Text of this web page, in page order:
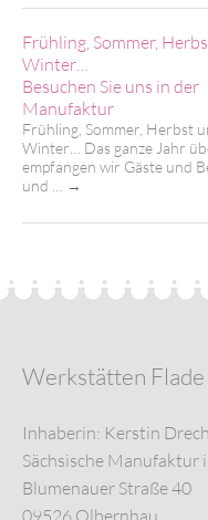
Frühling, Sommer,
Winter…
Besuchen Sie uns in der
Manufaktur
Frühling, Sommer, Herbst
Winter… Das ganze Jahr
empfangen wir Gäste und
und …
→
Werkstätten
Inhaberin: Kerstin
Sächsische Manufaktur
Blumenauer Straße 40
09526 Olbernhau